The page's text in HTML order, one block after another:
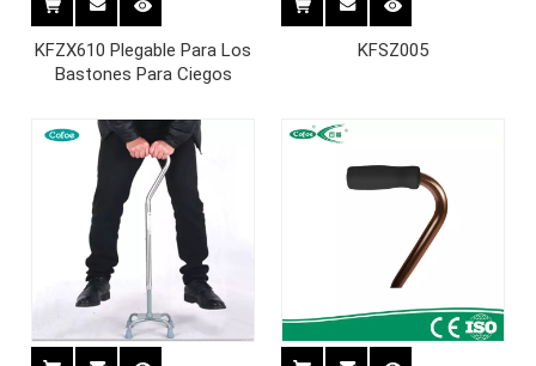
KFZX610 Plegable Para Los
Bastones Para Ciegos
KFSZ005